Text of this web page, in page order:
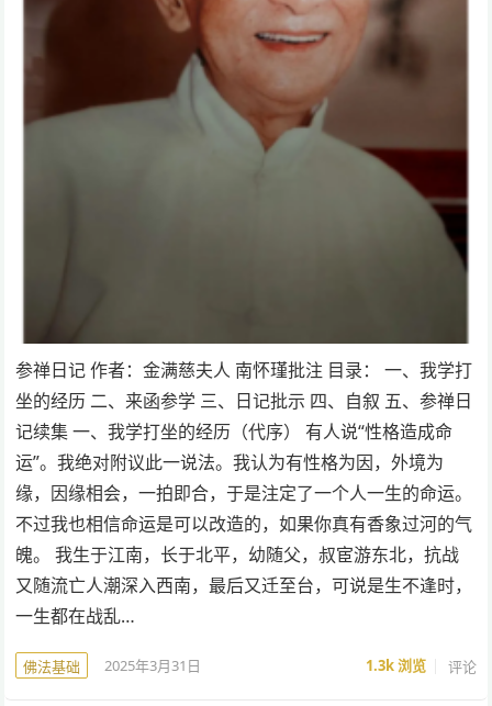
参禅日记 作者：金满慈夫人 南怀瑾批注 目录： 一、我学打
坐的经历 二、来函参学 三、日记批示 四、自叙 五、参禅日
记续集 一、我学打坐的经历（代序） 有人说“性格造成命
运”。我绝对附议此一说法。我认为有性格为因，外境为
缘，因缘相会，一拍即合，于是注定了一个人一生的命运。
不过我也相信命运是可以改造的，如果你真有香象过河的气
魄。 我生于江南，长于北平，幼随父，叔宦游东北，抗战
又随流亡人潮深入西南，最后又迁至台，可说是生不逢时，
一生都在战乱…
佛法基础 2025年3月31日 1.3k浏览 评论